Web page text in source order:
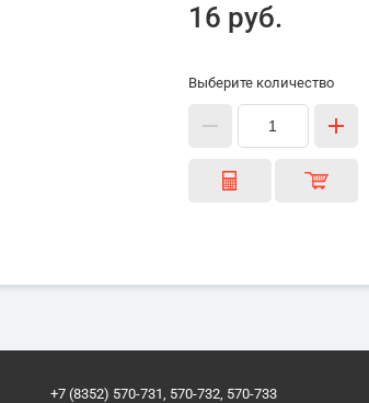
16 руб.
Выберите количество
+7 (8352) 570-731, 570-732, 570-733